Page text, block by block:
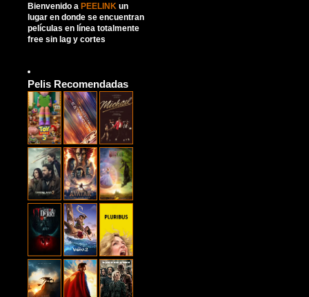
Bienvenido a PEELINK un
lugar en donde se encuentran
películas en línea totalmente
free sin lag y cortes
Pelis Recomendadas